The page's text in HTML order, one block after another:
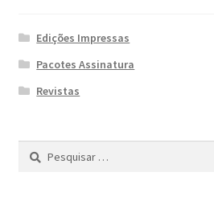
Edições Impressas
Pacotes Assinatura
Revistas
Pesquisar